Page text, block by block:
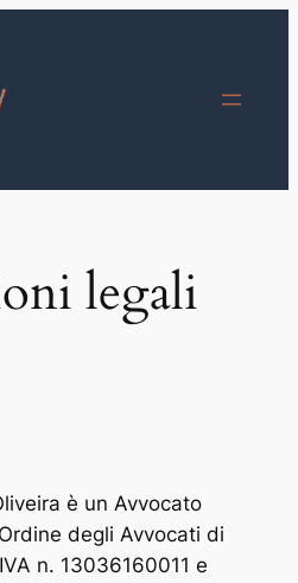
legali
è un Avvocato
degli Avvocati di
n. 13036160011 e